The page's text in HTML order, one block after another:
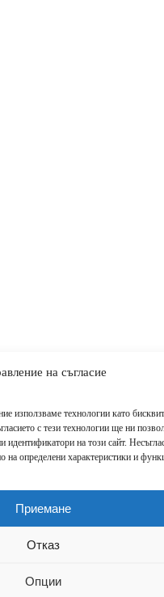
на съгласие
използваме технологии като
с тези технологии ще ни
на този сайт.
на определени характеристики и
Приемане
Отказ
Опции